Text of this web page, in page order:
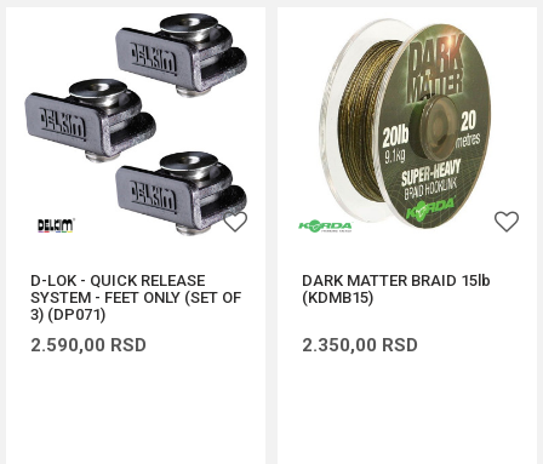
D-LOK - QUICK RELEASE
SYSTEM - FEET ONLY (SET OF
3) (DP071)
2.590,00 RSD
DARK MATTER BRAID 15lb
(KDMB15)
2.350,00 RSD